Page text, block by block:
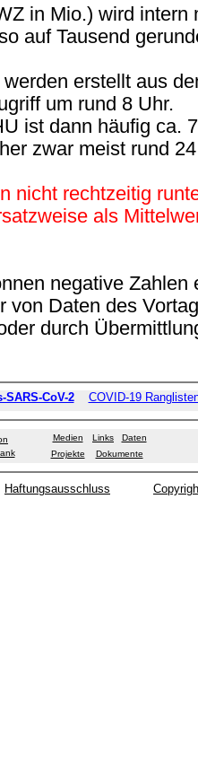
in Mio.) wird intern
auf Tausend
erstellt aus
um rund 8 Uhr.
ist dann häufig ca.
zwar meist rund
nicht rechtzeitig
als
negative Zahlen
von Daten des
durch
CoV-2 COVID-19
Medien Links
Daten
Projekte
Dokumente
Haftungsausschluss